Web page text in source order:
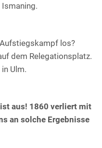
los?
dem Relegationsplatz.
Ulm.
aus! 1860 verliert mit
an solche Ergebnisse